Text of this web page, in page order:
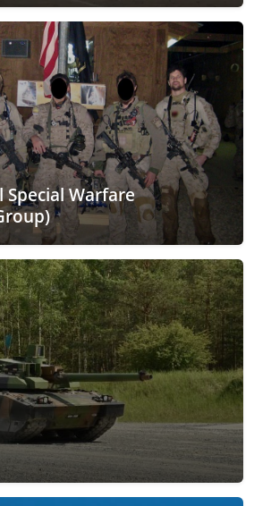
Special Warfare